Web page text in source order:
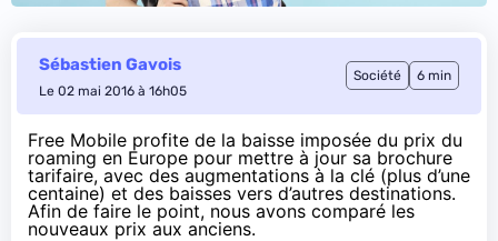
Sébastien Gavois
Le 02 mai 2016 à 16h05
Société 6 min
Free Mobile profite de la baisse imposée du prix du
roaming en Europe pour mettre à jour sa brochure
tarifaire, avec des augmentations à la clé (plus d’une
centaine) et des baisses vers d’autres destinations.
Afin de faire le point, nous avons comparé les
nouveaux prix aux anciens.